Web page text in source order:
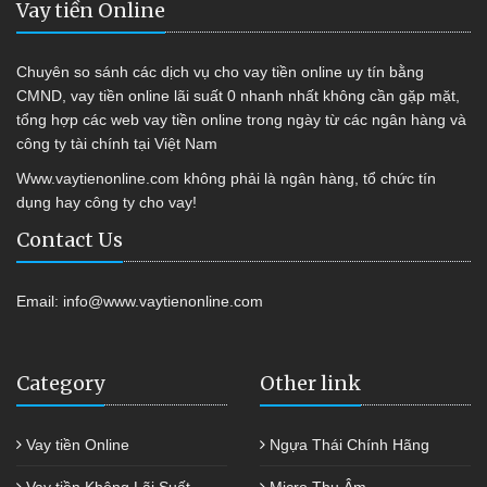
Vay tiền Online
Chuyên so sánh các dịch vụ cho vay tiền online uy tín bằng
CMND, vay tiền online lãi suất 0 nhanh nhất không cần gặp mặt,
tổng hợp các web vay tiền online trong ngày từ các ngân hàng và
công ty tài chính tại Việt Nam
Www.vaytienonline.com không phải là ngân hàng, tổ chức tín
dụng hay công ty cho vay!
Contact Us
Email: info@www.vaytienonline.com
Category
Vay tiền Online
Other link
Ngựa Thái Chính Hãng